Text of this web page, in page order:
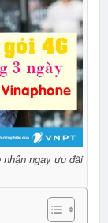
ngay ưu đãi